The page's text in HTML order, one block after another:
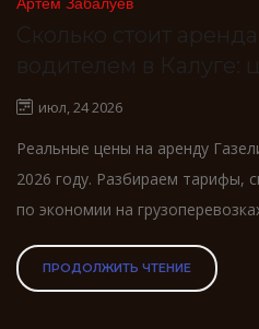
Сколько стоит аренда
водителем в Калуге:
июл, 24 2026
Реальные цены на аренду
2026 году. Разбираем тарифы,
по экономии на
ПРОДОЛЖИТЬ ЧТЕНИЕ